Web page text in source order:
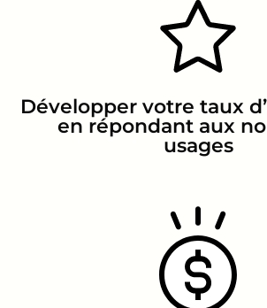
Développer votre taux
en répondant aux
usages